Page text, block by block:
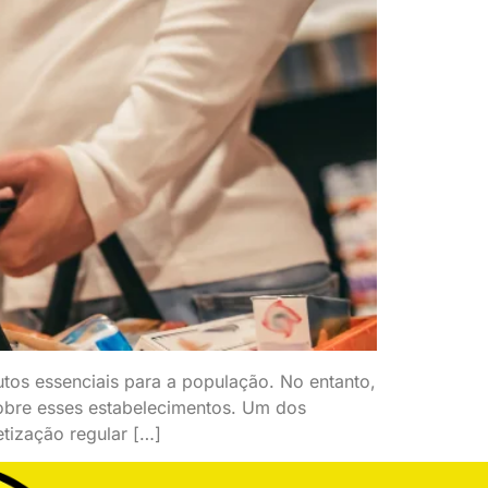
essenciais para a população. No entanto,
esses estabelecimentos. Um dos
regular […]